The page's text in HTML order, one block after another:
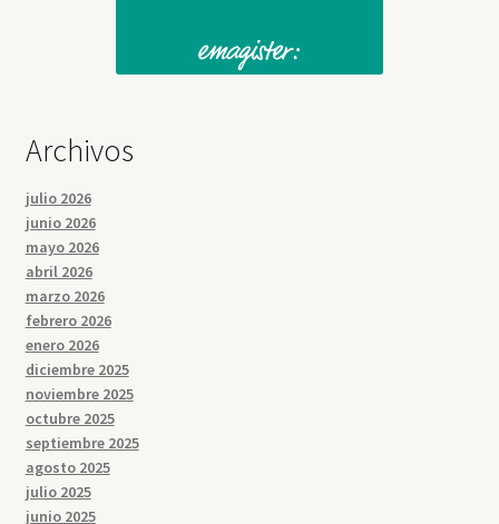
Archivos
julio 2026
junio 2026
mayo 2026
abril 2026
marzo 2026
febrero 2026
enero 2026
diciembre 2025
noviembre 2025
octubre 2025
septiembre 2025
agosto 2025
julio 2025
junio 2025